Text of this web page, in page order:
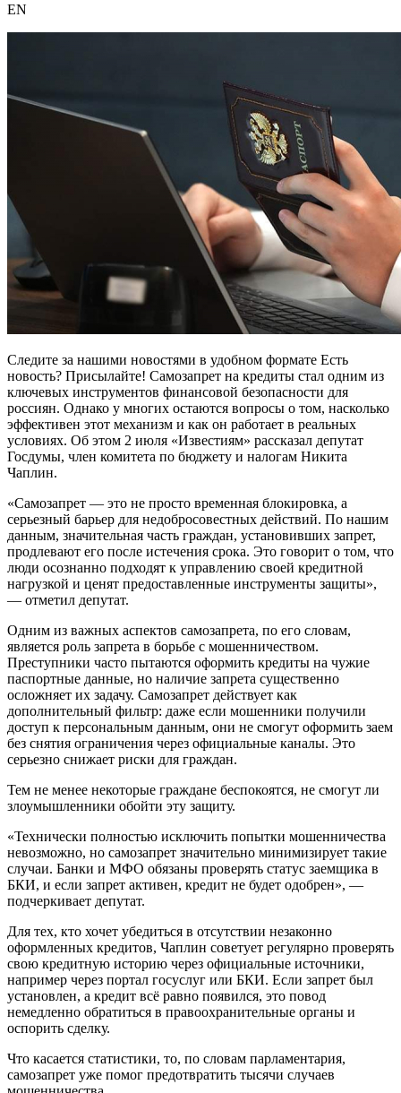
EN
Следите за нашими новостями в удобном формате Есть
новость? Присылайте! Самозапрет на кредиты стал одним из
ключевых инструментов финансовой безопасности для
россиян. Однако у многих остаются вопросы о том, насколько
эффективен этот механизм и как он работает в реальных
условиях. Об этом 2 июля «Известиям» рассказал депутат
Госдумы, член комитета по бюджету и налогам Никита
Чаплин.
«Самозапрет — это не просто временная блокировка, а
серьезный барьер для недобросовестных действий. По нашим
данным, значительная часть граждан, установивших запрет,
продлевают его после истечения срока. Это говорит о том, что
люди осознанно подходят к управлению своей кредитной
нагрузкой и ценят предоставленные инструменты защиты»,
— отметил депутат.
Одним из важных аспектов самозапрета, по его словам,
является роль запрета в борьбе с мошенничеством.
Преступники часто пытаются оформить кредиты на чужие
паспортные данные, но наличие запрета существенно
осложняет их задачу. Самозапрет действует как
дополнительный фильтр: даже если мошенники получили
доступ к персональным данным, они не смогут оформить заем
без снятия ограничения через официальные каналы. Это
серьезно снижает риски для граждан.
Тем не менее некоторые граждане беспокоятся, не смогут ли
злоумышленники обойти эту защиту.
«Технически полностью исключить попытки мошенничества
невозможно, но самозапрет значительно минимизирует такие
случаи. Банки и МФО обязаны проверять статус заемщика в
БКИ, и если запрет активен, кредит не будет одобрен», —
подчеркивает депутат.
Для тех, кто хочет убедиться в отсутствии незаконно
оформленных кредитов, Чаплин советует регулярно проверять
свою кредитную историю через официальные источники,
например через портал госуслуг или БКИ. Если запрет был
установлен, а кредит всё равно появился, это повод
немедленно обратиться в правоохранительные органы и
оспорить сделку.
Что касается статистики, то, по словам парламентария,
самозапрет уже помог предотвратить тысячи случаев